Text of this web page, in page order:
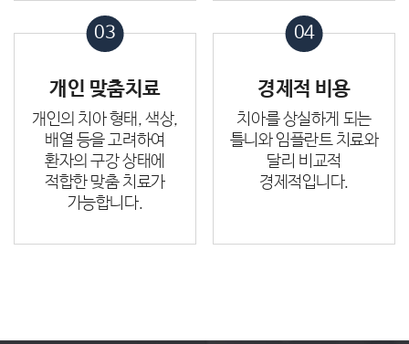
03
개인 맞춤치료
개인의 치아 형태,색상,
배열 등을 고려하여
환자의 구강 상태에
적합한 맞춤 치료가
가능합니다.
04
경제적 비용
치아를 상실하게 되는
틀니와 임플란트 치료와
달리 비교적
경제적입니다.